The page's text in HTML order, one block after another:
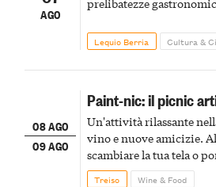
AGO
Lequio Berria Cultura &
08 AGO
09 AGO
Paint-nic: il picnic
Un'attività rilassante
vino e nuove amicizie.
scambiare la tua tela o
Treiso Wine & Food